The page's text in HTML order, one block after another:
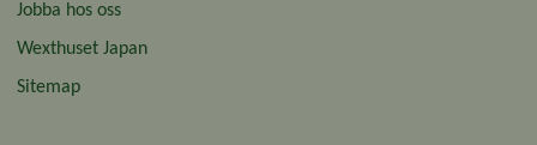
Jobba hos oss
Wexthuset Japan
Sitemap